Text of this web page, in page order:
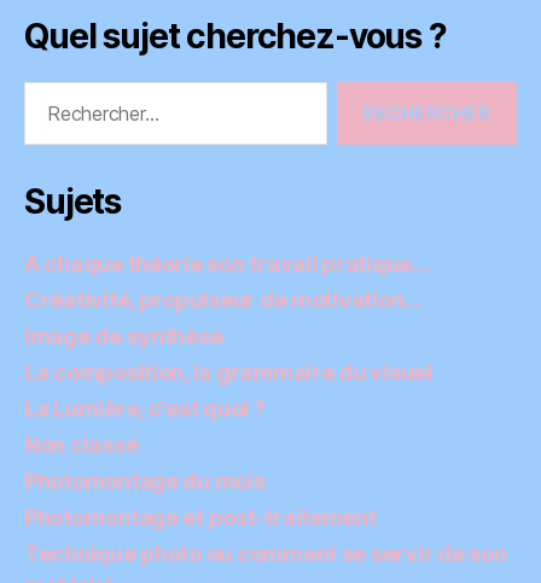
Quel sujet cherchez-vous ?
Sujets
A chaque théorie son travail pratique…
Créativité, propulseur de motivation…
Image de synthèse
La composition, la grammaire du visuel
La Lumière, c'est quoi ?
Non classé
Photomontage du mois
Photomontage et post-traitement
Technique photo ou comment se servir de son